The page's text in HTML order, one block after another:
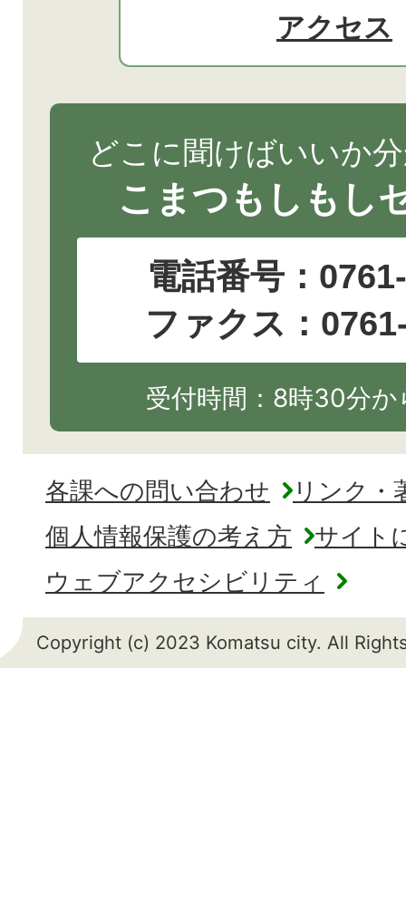
アクセス
どこに聞けばいいか
こまつもしもし
電話番号：
ファクス：
受付時間：8時30分
各課への問い合わせ
リンク・
個人情報保護の考え方
サイト
ウェブアクセシビリティ
Copyright (c) 2023 Komatsu city. All